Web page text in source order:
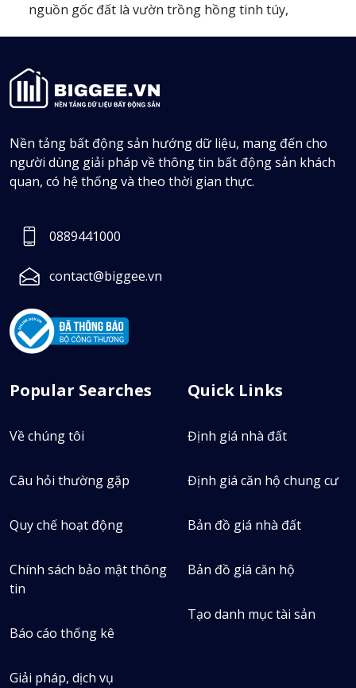
nguồn gốc đất là vườn trồng hồng tinh túy,
tầng đồng bộ * Khu vực dân cư đông đúc, nhu
cầu nhà ở cao, thuận tiện cả cho sinh hoạt lẫn
kinh doanh các lĩnh vực (văn phòng, nhà hàng,
năng tăng giá tốt nhất
Bản đồ
Long Bui
210
4
Định giá
Nền tảng bất động sản hướng dữ liệu, mang đến cho
người dùng giải pháp về thông tin bất động sản khách
quan, có hệ thống và theo thời gian thực.
0889441000
contact@biggee.vn
Popular Searches
Về chúng tôi
Câu hỏi thường gặp
Quy chế hoạt động
Chính sách bảo mật thông
tin
Báo cáo thống kê
Giải pháp, dịch vụ
Quick Links
Định giá nhà đất
Định giá căn hộ chung cư
Bản đồ giá nhà đất
Bản đồ giá căn hộ
Tạo danh mục tài sản